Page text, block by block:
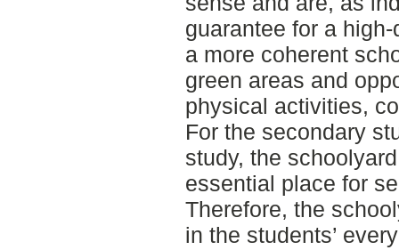
guarantee for a
a more coherent
green areas and
physical activities,
For the secondary
study, the
essential place for
Therefore, the
in the students’